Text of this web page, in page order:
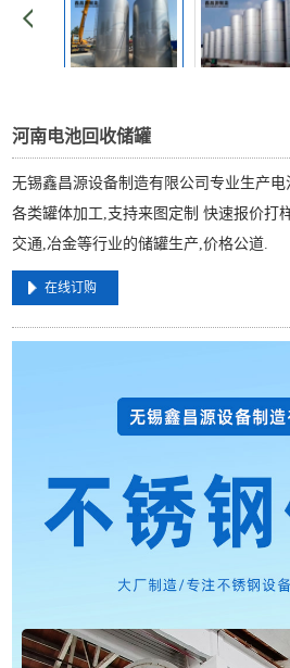
河南电池回收储罐
无锡鑫昌源设备制造有限公司专业生产
各类罐体加工,支持来图定制 快速报价打
交通,冶金等行业的储罐生产,价格公道.
在线订购